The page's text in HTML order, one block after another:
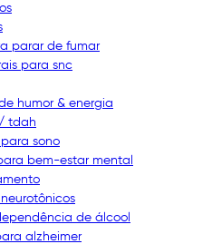
parar de fumar
para snc
humor & energia
/ tdah
sono
bem-estar mental
de álcool
alzheimer